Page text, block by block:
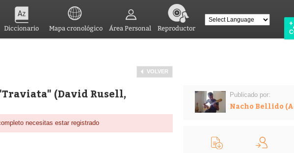
Diccionario Mapa cronológico Área Personal Reproductor
VOLVER
(David Rusell,
necesitas estar registrado
Publicado por:
Nacho Bellido